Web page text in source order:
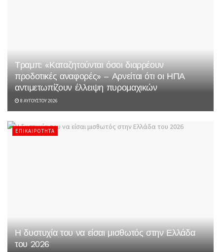
Τραμπ: «Καταζητούνται όσοι διαρρέουν
προδοτικές αναφορές» – Αρνείται ότι οι ΗΠΑ
αντιμετωπίζουν έλλειψη πυρομαχικών
8 ΑΥΓΟΎΣΤΟΥ 2026
ΕΠΙΚΑΙΡΌΤΗΤΑ
Η δυστυχία του να είσαι μισθωτός στην Ελλάδα
του 2026